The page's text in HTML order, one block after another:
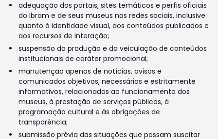
adequação dos portais, sites temáticos e perfis oficiais
do Ibram e de seus museus nas redes sociais, inclusive
quanto à identidade visual, aos conteúdos publicados e
aos recursos de interação;
suspensão da produção e da veiculação de conteúdos
institucionais de caráter promocional;
manutenção apenas de notícias, avisos e
comunicados objetivos, necessários e estritamente
informativos, relacionados ao funcionamento dos
museus, à prestação de serviços públicos, à
programação cultural e às obrigações de
transparência;
submissão prévia das situações que possam suscitar